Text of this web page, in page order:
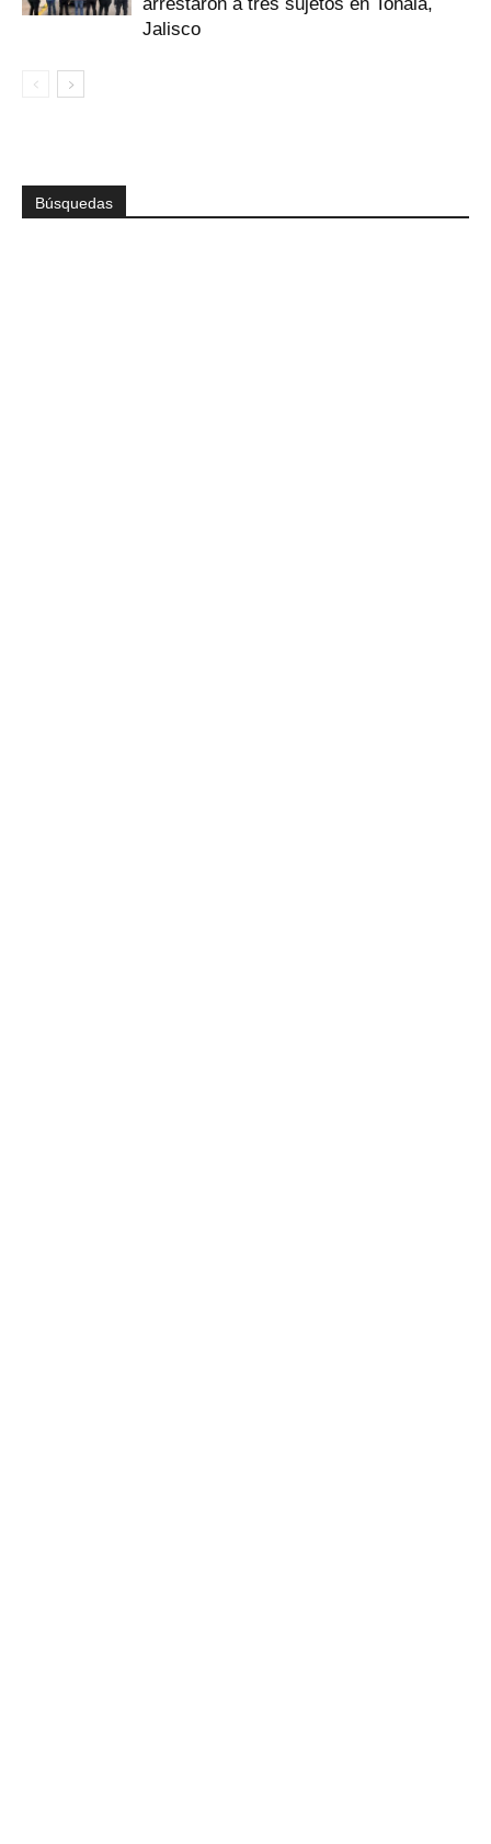
Jalisco
Búsquedas